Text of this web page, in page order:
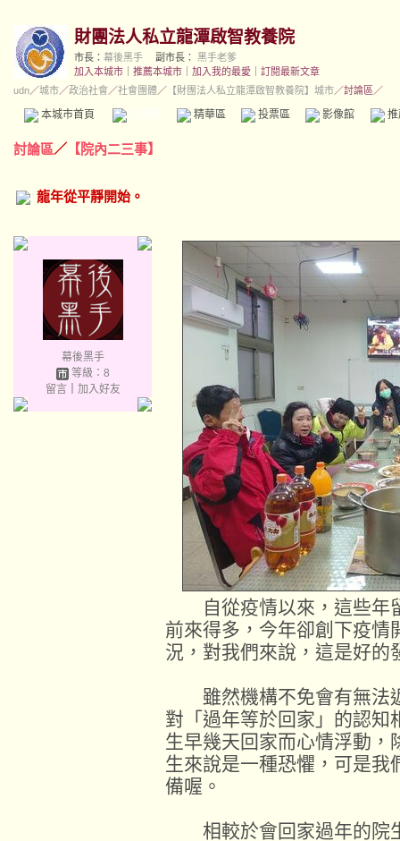
財團法人私立龍潭啟智教養院
市長： 幕後黑手 副市長： 黑手老爹
加入本城市
推薦本城市 加入我的最愛
訂閱最新文章
udn／城市／政治社會 ／社會團體／ 【財團法人私立龍潭啟智教養院】城市／討論區／
本城市首頁 精華區 投票區 影像館
討論區／ 【院內二三事】
龍年從平靜開始。
幕後黑手
等級：8
留言｜ 加入好友
自從疫情以來，這些年
前來得多，今年卻創下疫情
況，對我們來說，這是好的
雖然機構不免會有無法
對「過年等於回家」的認知
生早幾天回家而心情浮動，
生來說是一種恐懼，可是我
備喔。
相較於會回家過年的院